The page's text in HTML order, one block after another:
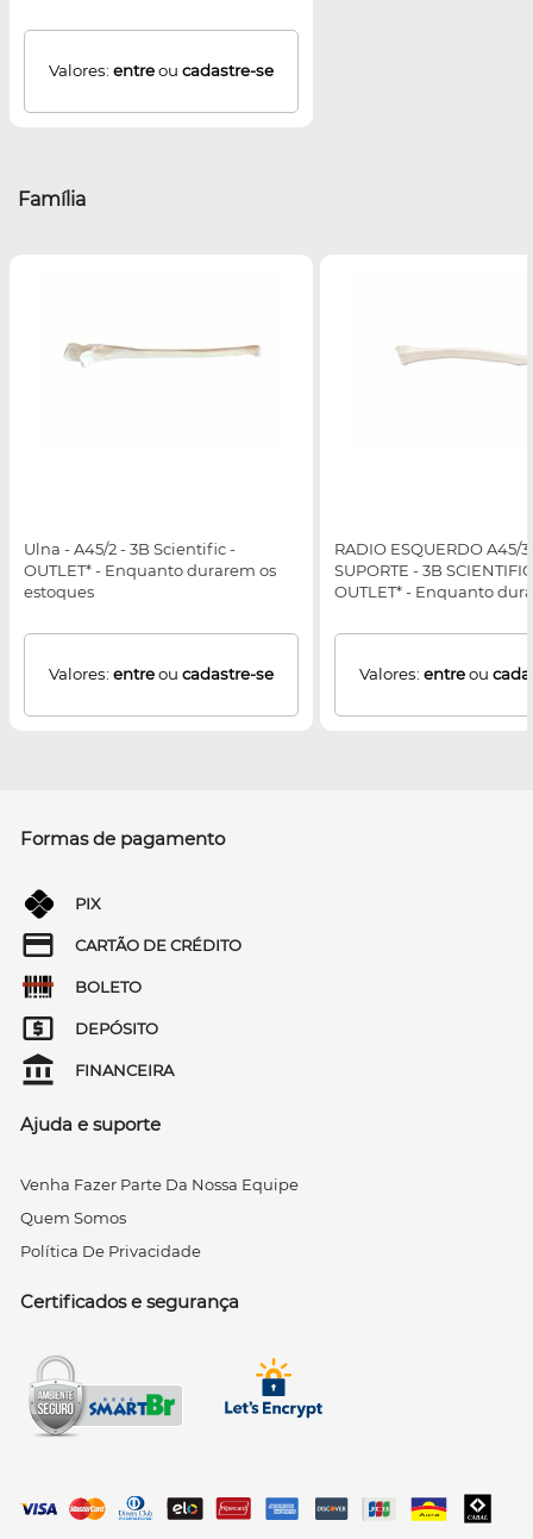
Valores: entreou cadastre-se
Família
Ulna - A45/2 - 3B Scientific -
OUTLET* - Enquanto durarem os
estoques
Valores: entreou cadastre-se
RADIO ESQUERDO A45/
SUPORTE - 3B
OUTLET* - Enquanto
Valores: entreou
Formas de pagamento
PIX
CARTÃO DE CRÉDITO
BOLETO
DEPÓSITO
FINANCEIRA
Ajuda e suporte
Venha Fazer Parte Da Nossa Equipe
Quem Somos
Política De Privacidade
Certificados e segurança